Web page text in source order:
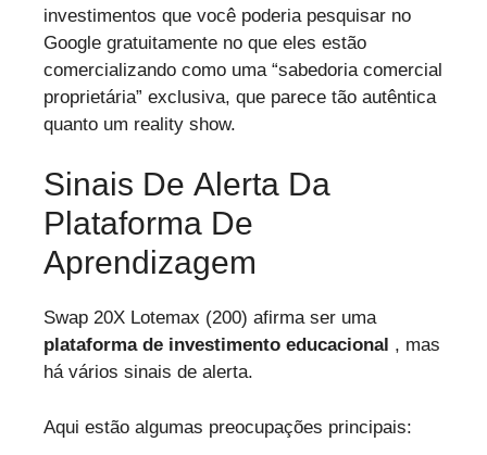
investimentos que você poderia pesquisar no
Google gratuitamente no que eles estão
comercializando como uma “sabedoria comercial
proprietária” exclusiva, que parece tão autêntica
quanto um reality show.
Sinais De Alerta Da
Plataforma De
Aprendizagem
Swap 20X Lotemax (200) afirma ser uma
plataforma de investimento educacional , mas
há vários sinais de alerta.
Aqui estão algumas preocupações principais: